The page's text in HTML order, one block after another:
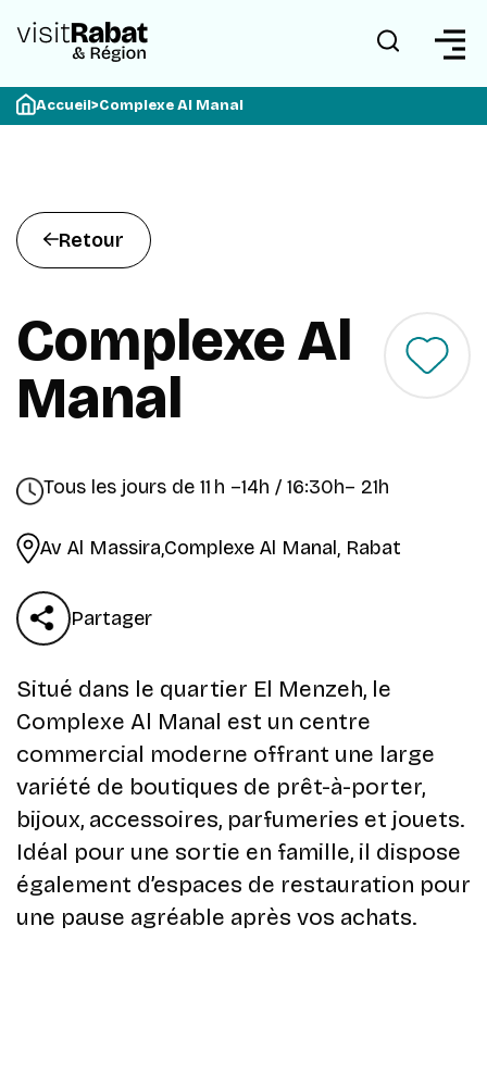
Accueil>Complexe Al Manal
Retour
Complexe Al
Manal
Tous les jours de 11 h –14h / 16:30h– 21h
Av Al Massira,Complexe Al Manal, Rabat
Partager
Situé dans le quartier El Menzeh, le
Complexe Al Manal est un centre
commercial moderne offrant une large
variété de boutiques de prêt-à-porter,
bijoux, accessoires, parfumeries et jouets.
Idéal pour une sortie en famille, il dispose
également d’espaces de restauration pour
une pause agréable après vos achats.